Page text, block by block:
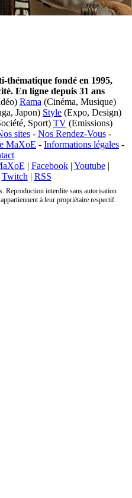
fondé en 1995,
En ligne depuis 31 ans
Rama (Cinéma, Musique)
Japon) Style (Expo, Design)
Sport) TV (Emissions)
sites- Nos Rendez-Vous-
MaXoE - Informations légales -
| Facebook| Youtube|
Twitch | RSS
Reproduction interdite sans autorisation
à leur propriétaire respectif.